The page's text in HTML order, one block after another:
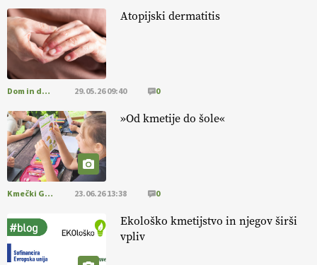
RAKARI
Atopijski dermatitis
Dom in družina 29.05.26 09:40 0
»Od kmetije do šole«
Kmečki Glas 23.06.26 13:38 0
Ekološko kmetijstvo in njegov širši
vpliv